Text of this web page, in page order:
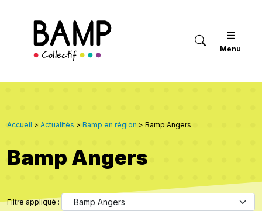
Menu
Accueil > Actualités > Bamp en région > Bamp Angers
Bamp Angers
Filtre appliqué :